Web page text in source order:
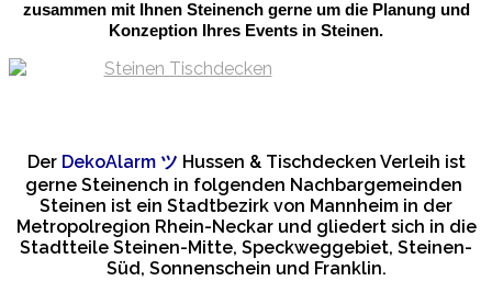
zusammen mit Ihnen Steinench gerne um die Planung und
Konzeption Ihres Events in Steinen.
Der DekoAlarm ツ Hussen & Tischdecken Verleih ist
gerne Steinench in folgenden Nachbargemeinden
Steinen ist ein Stadtbezirk von Mannheim in der
Metropolregion Rhein-Neckar und gliedert sich in die
Stadtteile Steinen-Mitte, Speckweggebiet, Steinen-
Süd, Sonnenschein und Franklin.